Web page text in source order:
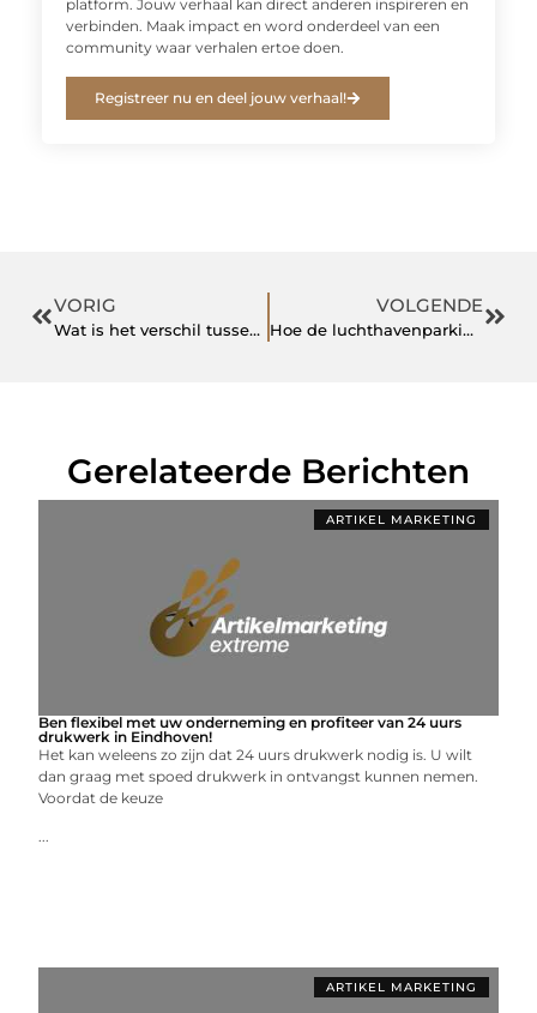
platform. Jouw verhaal kan direct anderen inspireren en
verbinden. Maak impact en word onderdeel van een
community waar verhalen ertoe doen.
Registreer nu en deel jouw verhaal!
VORIG
Wat is het verschil tussen Huurkoop,lease of kopen op afbetaling?
VOLGENDE
Hoe de luchthavenparking te vinden die het best bij jou past.
Gerelateerde Berichten
ARTIKEL MARKETING
Ben flexibel met uw onderneming en profiteer van 24 uurs
drukwerk in Eindhoven!
Het kan weleens zo zijn dat 24 uurs drukwerk nodig is. U wilt
dan graag met spoed drukwerk in ontvangst kunnen nemen.
Voordat de keuze
...
ARTIKEL MARKETING